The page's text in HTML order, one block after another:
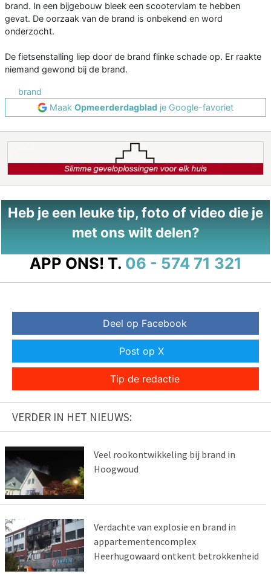
brand. In een bijgebouw bleek een scootervlam te hebben
gevat. De oorzaak van de brand is onbekend en word
onderzocht.
De fietsenstalling liep door de brand flinke schade op. Er raakte
niemand gewond bij de brand.
brand
Maak Opmeerderdagblad je Google-favoriet
Heb je een leuke tip, foto of video die je
met ons wilt delen?
APP ONS! T. 06 - 574 71 321
Deel op Facebook
Post op X
Tip de redactie
VERDER IN HET NIEUWS:
Veel rookontwikkeling bij brand in
Hoogwoud
Verdachte van explosie en brand in
appartementencomplex
Heerhugowaard ontkent betrokkenheid